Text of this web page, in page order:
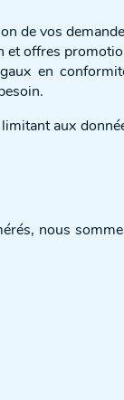
de vos
offres
en
aux
nous